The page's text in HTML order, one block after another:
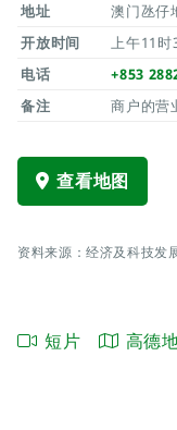
地址
澳门氹仔
开放时间
上午11时
电话
+853
备注
商户的营
查看地图
资料来源：经济及科技发
短片 高德